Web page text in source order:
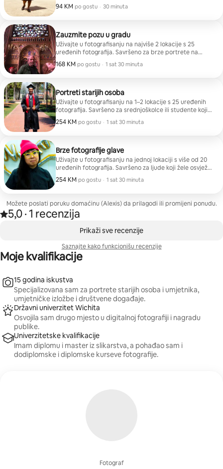
samostalne putnike i parove.
94 KM po gostu
94 KM po gostu
, · 30 minuta
Zauzmite pozu u gradu
Uživajte u fotografisanju na najviše 2 lokacije s 25
uređenih fotografija. Savršeno za brze portrete na
odmoru, samostalne putnike, parove i putne blogere.
168 KM po gostu
168 KM po gostu
, · 1 sat 30 minuta
Portreti starijih osoba
Uživajte u fotografisanju na 1–2 lokacije s 25 uređenih
fotografija. Savršeno za srednjoškolce ili studente koji
žele obilježiti svoju značajnu prigodu ove sezone
mature!
254 KM po gostu
254 KM po gostu
, · 1 sat 30 minuta
Brze fotografije glave
Uživajte u fotografisanju na jednoj lokaciji s više od 20
uređenih fotografija. Savršeno za ljude koji žele osvježiti
svoj poslovni profil ili društvene mreže portretima lica i
portretima okruženja orijentisanim na karijeru!
254 KM po gostu
254 KM po gostu
, · 1 sat 30 minuta
Možete poslati poruku domaćinu (Alexis) da prilagodi ili promijeni ponudu.
Ocijenjeno s 5,0 od 5 zvjezdica na osnovu 1 recenzije
5,0
, ·1 recenzija
Prikaži sve recenzije
Saznajte kako funkcionišu recenzije
Moje kvalifikacije
Fotograf
15 godina iskustva
Specijalizovana sam za portrete starijih osoba i umjetnika,
umjetničke izložbe i društvene događaje.
Državni univerzitet Wichita
Osvojila sam drugo mjesto u digitalnoj fotografiji i nagradu
publike.
Univerzitetske kvalifikacije
Imam diplomu i master iz slikarstva, a pohađao sam i
dodiplomske i diplomske kurseve fotografije.